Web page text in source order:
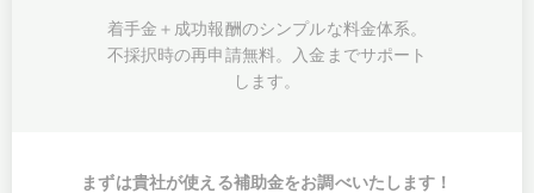
着手金＋成功報酬のシンプルな料金体系。
不採択時の再申請無料。入金までサポート
します。
まずは貴社が使える補助金をお調べいたします！